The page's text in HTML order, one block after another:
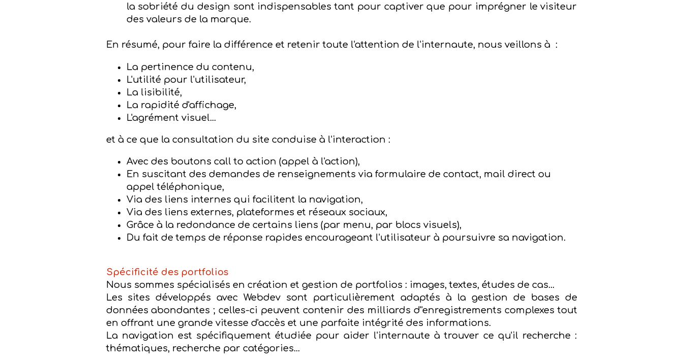
la sobriété du design sont indispensables tant pour captiver que pour imprégner le visiteur
des valeurs de la marque.
En résumé, pour faire la différence et retenir toute l'attention de l'internaute, nous veillons à :
La pertinence du contenu,
L'utilité pour l'utilisateur,
La lisibilité,
La rapidité d'affichage,
L'agrément visuel...
et à ce que la consultation du site conduise à l'interaction :
Avec des boutons call to action (appel à l'action),
En suscitant des demandes de renseignements via formulaire de contact, mail direct ou
appel téléphonique,
Via des liens internes qui facilitent la navigation,
Via des liens externes, plateformes et réseaux sociaux,
Grâce à la redondance de certains liens (par menu, par blocs visuels),
Du fait de temps de réponse rapides encourageant l'utilisateur à poursuivre sa navigation.
Spécificité des portfolios
Nous sommes spécialisés en création et gestion de portfolios : images, textes, études de cas...
Les sites développés avec Webdev sont particulièrement adaptés à la gestion de bases de
données abondantes ; celles-ci peuvent contenir des milliards d''enregistrements complexes tout
en offrant une grande vitesse d'accès et une parfaite intégrité des informations.
La navigation est spécifiquement étudiée pour aider l'internaute à trouver ce qu'il recherche :
thématiques, recherche par catégories...